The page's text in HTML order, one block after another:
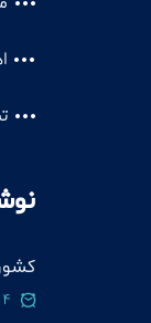
کشور
4 اسفند 1404